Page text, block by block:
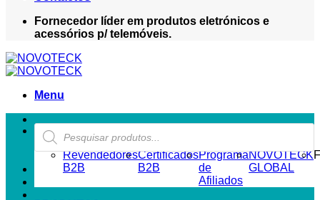
Fornecedor líder em produtos eletrónicos e
acessórios p/ telemóveis.
Menu
Products
search
ZONA REVENDEDOR-B2B
Revendedores
B2B
Certificados
B2B
Programa
de
Afiliados
NOVOTECK
GLOBAL